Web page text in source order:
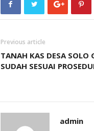
Previous article
TANAH KAS DESA SOLO
SUDAH SESUAI
admin